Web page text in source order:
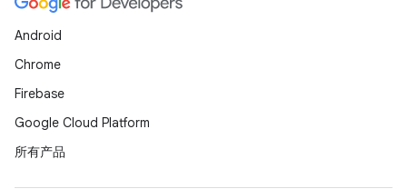
Android
Chrome
Firebase
Google Cloud Platform
所有产品